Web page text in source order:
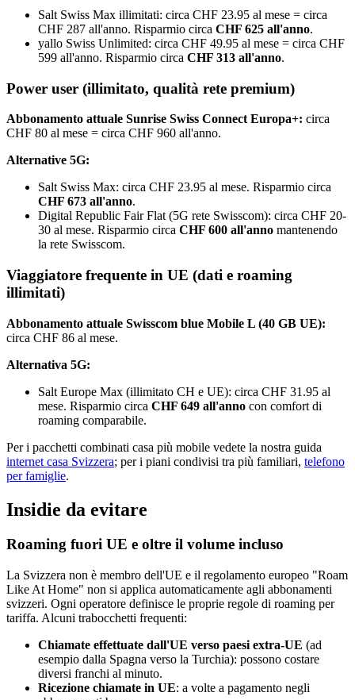
Salt Swiss Max illimitati: circa CHF 23.95 al mese = circa
CHF 287 all'anno. Risparmio circa CHF 625 all'anno.
yallo Swiss Unlimited: circa CHF 49.95 al mese = circa CHF
599 all'anno. Risparmio circa CHF 313 all'anno.
Power user (illimitato, qualità rete premium)
Abbonamento attuale Sunrise Swiss Connect Europa+: circa
CHF 80 al mese = circa CHF 960 all'anno.
Alternative 5G:
Salt Swiss Max: circa CHF 23.95 al mese. Risparmio circa
CHF 673 all'anno.
Digital Republic Fair Flat (5G rete Swisscom): circa CHF 20-
30 al mese. Risparmio circa CHF 600 all'anno mantenendo
la rete Swisscom.
Viaggiatore frequente in UE (dati e roaming
illimitati)
Abbonamento attuale Swisscom blue Mobile L (40 GB UE):
circa CHF 86 al mese.
Alternativa 5G:
Salt Europe Max (illimitato CH e UE): circa CHF 31.95 al
mese. Risparmio circa CHF 649 all'anno con comfort di
roaming comparabile.
Per i pacchetti combinati casa più mobile vedete la nostra guida
internet casa Svizzera; per i piani condivisi tra più familiari, telefono
per famiglie.
Insidie da evitare
Roaming fuori UE e oltre il volume incluso
La Svizzera non è membro dell'UE e il regolamento europeo "Roam
Like At Home" non si applica automaticamente agli abbonamenti
svizzeri. Ogni operatore definisce le proprie regole di roaming per
tariffa. Alcuni trabocchetti frequenti:
Chiamate effettuate dall'UE verso paesi extra-UE (ad
esempio dalla Spagna verso la Turchia): possono costare
diversi franchi al minuto.
Ricezione chiamate in UE: a volte a pagamento negli